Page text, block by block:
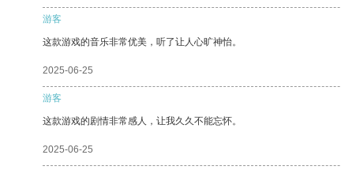
游客
这款游戏的音乐非常优美，听了让人心旷神怡。
2025-06-25
游客
这款游戏的剧情非常感人，让我久久不能忘怀。
2025-06-25